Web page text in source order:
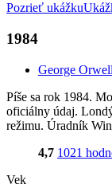
Pozrieť ukážku
1984
George Orwell
Píše sa rok 1984.
oficiálny údaj.
režimu. Úradník
4,7 1021
Vek